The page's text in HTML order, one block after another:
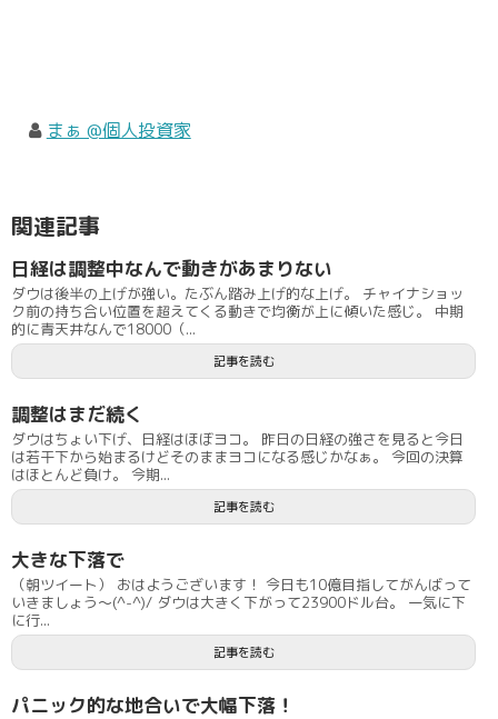
まぁ @個人投資家
関連記事
日経は調整中なんで動きがあまりない
ダウは後半の上げが強い。たぶん踏み上げ的な上げ。 チャイナショッ
ク前の持ち合い位置を超えてくる動きで均衡が上に傾いた感じ。 中期
的に青天井なんで18000（...
記事を読む
調整はまだ続く
ダウはちょい下げ、日経はほぼヨコ。 昨日の日経の強さを見ると今日
は若干下から始まるけどそのままヨコになる感じかなぁ。 今回の決算
はほとんど負け。 今期...
記事を読む
大きな下落で
（朝ツイート） おはようございます！ 今日も10億目指してがんばって
いきましょう〜(^-^)/ ダウは大きく下がって23900ドル台。 一気に下
に行...
記事を読む
パニック的な地合いで大幅下落！